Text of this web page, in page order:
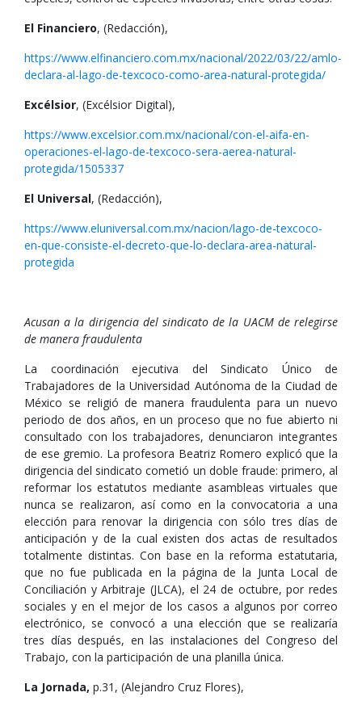
El Financiero, (Redacción),
https://www.elfinanciero.com.mx/nacional/2022/03/22/amlo-
declara-al-lago-de-texcoco-como-area-natural-protegida/
Excélsior, (Excélsior Digital),
https://www.excelsior.com.mx/nacional/con-el-aifa-en-
operaciones-el-lago-de-texcoco-sera-aerea-natural-
protegida/1505337
El Universal, (Redacción),
https://www.eluniversal.com.mx/nacion/lago-de-texcoco-
en-que-consiste-el-decreto-que-lo-declara-area-natural-
protegida
Acusan a la dirigencia del sindicato de la UACM de relegirse
de manera fraudulenta
La coordinación ejecutiva del Sindicato Único de
Trabajadores de la Universidad Autónoma de la Ciudad de
México se religió de manera fraudulenta para un nuevo
periodo de dos años, en un proceso que no fue abierto ni
consultado con los trabajadores, denunciaron integrantes
de ese gremio. La profesora Beatriz Romero explicó que la
dirigencia del sindicato cometió un doble fraude: primero, al
reformar los estatutos mediante asambleas virtuales que
nunca se realizaron, así como en la convocatoria a una
elección para renovar la dirigencia con sólo tres días de
anticipación y de la cual existen dos actas de resultados
totalmente distintas. Con base en la reforma estatutaria,
que no fue publicada en la página de la Junta Local de
Conciliación y Arbitraje (JLCA), el 24 de octubre, por redes
sociales y en el mejor de los casos a algunos por correo
electrónico, se convocó a una elección que se realizaría
tres días después, en las instalaciones del Congreso del
Trabajo, con la participación de una planilla única.
La Jornada, p.31, (Alejandro Cruz Flores),